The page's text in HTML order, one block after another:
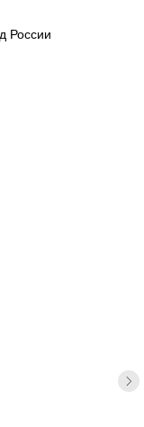
России